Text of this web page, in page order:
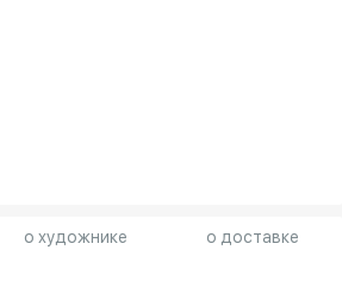
о художнике о доставке